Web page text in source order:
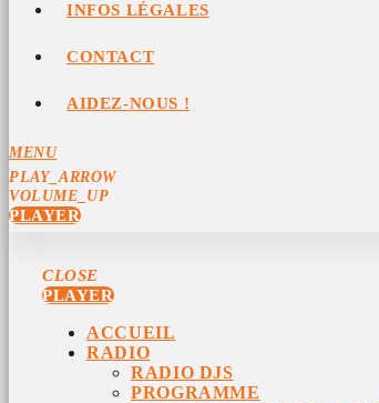
INFOS LÉGALES
CONTACT
AIDEZ-NOUS !
MENU
PLAY_ARROW
VOLUME_UP
PLAYER
CLOSE
PLAYER
ACCUEIL
RADIO
RADIO DJS
PROGRAMME